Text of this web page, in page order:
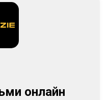
онлайн